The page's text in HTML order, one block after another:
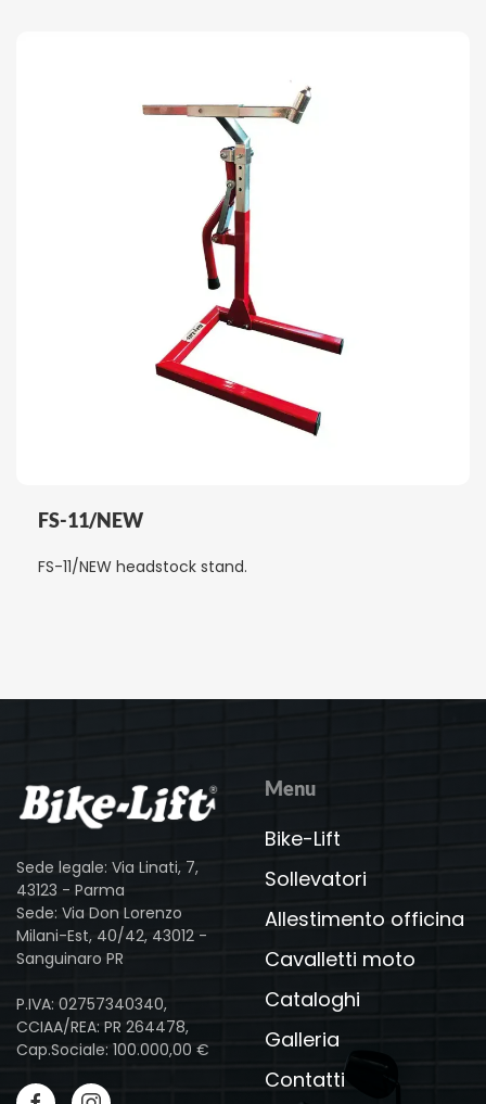
FS-11/NEW
FS-11/NEW headstock stand.
Sede legale: Via Linati, 7,
43123 - Parma
Sede: Via Don Lorenzo
Milani-Est, 40/42, 43012 -
Sanguinaro PR
P.IVA: 02757340340,
CCIAA/REA: PR 264478,
Cap.Sociale: 100.000,00 €
Menu
Bike-Lift
Sollevatori
Allestimento officina
Cavalletti moto
Cataloghi
Galleria
Contatti